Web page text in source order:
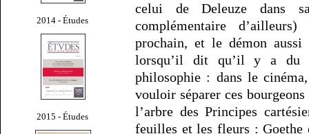
2014 - Études
2015 - Études
celui de Deleuze dans
complémentaire
prochain, et le démon
lorsqu’il dit qu’il y a du
philosophie : dans le
vouloir séparer ces
l’arbre des Principes
feuilles et les fleurs :